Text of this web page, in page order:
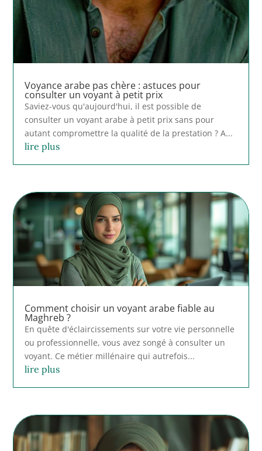
Voyance arabe pas chère : astuces pour
consulter un voyant à petit prix
Saviez-vous qu'aujourd'hui, il est possible de
consulter un voyant arabe à petit prix sans pour
autant compromettre la qualité de la prestation ? A...
lire plus
Comment choisir un voyant arabe fiable au
Maghreb ?
En quête d'éclaircissements sur votre vie personnelle
ou professionnelle, vous avez songé à consulter un
voyant. Ce métier millénaire qui autrefois...
lire plus